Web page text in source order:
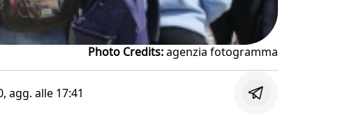
Photo Credits:agenzia fotogramma
, agg. alle 17:41